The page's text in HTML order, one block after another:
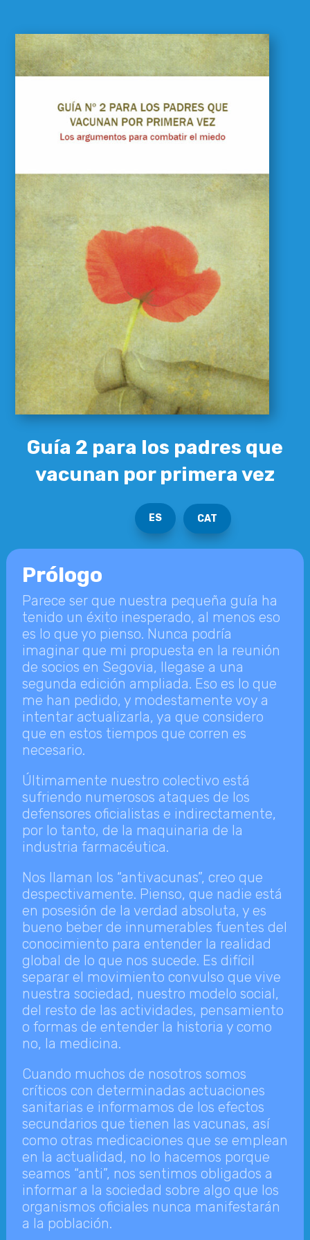
Guía 2 para los padres
que vacunan por
primera vez
Guía 2 para los padres que
vacunan por primera vez
ES CAT
Prólogo
Parece ser que nuestra pequeña guía ha
tenido un éxito inesperado, al menos eso
es lo que yo pienso. Nunca podría
imaginar que mi propuesta en la reunión
de socios en Segovia, llegase a una
segunda edición ampliada. Eso es lo que
me han pedido, y modestamente voy a
intentar actualizarla, ya que considero
que en estos tiempos que corren es
necesario.
Últimamente nuestro colectivo está
sufriendo numerosos ataques de los
defensores oficialistas e indirectamente,
por lo tanto, de la maquinaria de la
industria farmacéutica.
Nos llaman los “antivacunas”, creo que
despectivamente. Pienso, que nadie está
en posesión de la verdad absoluta, y es
bueno beber de innumerables fuentes del
conocimiento para entender la realidad
global de lo que nos sucede. Es difícil
separar el movimiento convulso que vive
nuestra sociedad, nuestro modelo social,
del resto de las actividades, pensamiento
o formas de entender la historia y como
no, la medicina.
Cuando muchos de nosotros somos
críticos con determinadas actuaciones
sanitarias e informamos de los efectos
secundarios que tienen las vacunas, así
como otras medicaciones que se emplean
en la actualidad, no lo hacemos porque
seamos “anti”, nos sentimos obligados a
informar a la sociedad sobre algo que los
organismos oficiales nunca manifestarán
a la población.